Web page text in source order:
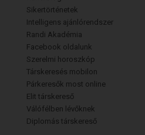
Sikertörténetek
Intelligens ajánlórendszer
Randi Akadémia
Facebook oldalunk
Szerelmi horoszkóp
Társkeresés mobilon
Párkeresők most online
Elit társkereső
Válófélben lévőknek
Diplomás társkereső